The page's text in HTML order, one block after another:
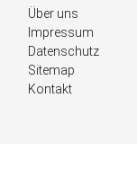
Navigation
überspringen
Über uns
Impressum
Datenschutz
Sitemap
Kontakt